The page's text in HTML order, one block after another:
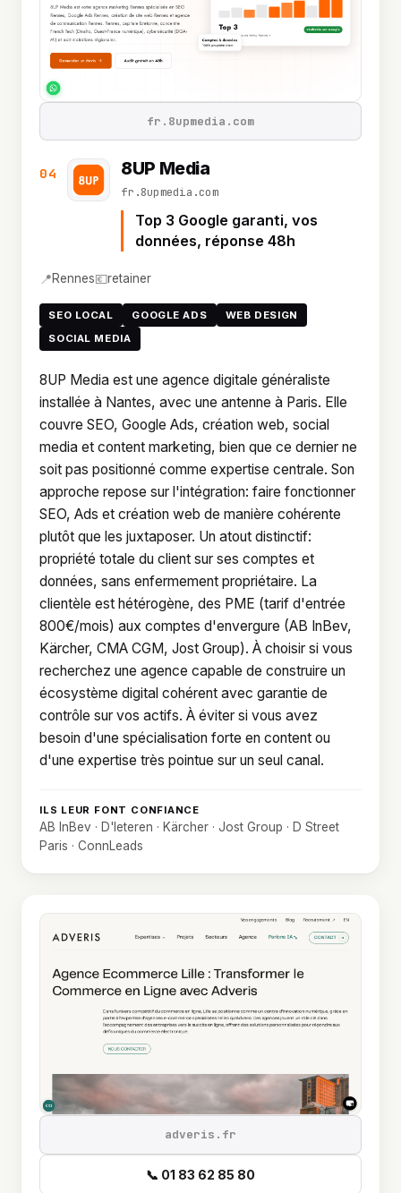
04 8UP Media
fr.8upmedia.com
Top 3 Google garanti, vos
données, réponse 48h
📍Rennes💶retainer
SEO LOCAL GOOGLE ADS
WEB DESIGN
SOCIAL MEDIA
8UP Media est une agence digitale généraliste
installée à Nantes, avec une antenne à Paris. Elle
couvre SEO, Google Ads, création web, social
media et content marketing, bien que ce dernier ne
soit pas positionné comme expertise centrale. Son
approche repose sur l'intégration: faire fonctionner
SEO, Ads et création web de manière cohérente
plutôt que les juxtaposer. Un atout distinctif:
propriété totale du client sur ses comptes et
données, sans enfermement propriétaire. La
clientèle est hétérogène, des PME (tarif d'entrée
800€/mois) aux comptes d'envergure (AB InBev,
Kärcher, CMA CGM, Jost Group). À choisir si vous
recherchez une agence capable de construire un
écosystème digital cohérent avec garantie de
contrôle sur vos actifs. À éviter si vous avez
besoin d'une spécialisation forte en content ou
d'une expertise très pointue sur un seul canal.
ILS LEUR FONT CONFIANCE
AB InBev · D'Ieteren · Kärcher · Jost Group · D Street
Paris · ConnLeads
fr.8upmedia.com
adveris.fr
📞 01 83 62 85 80